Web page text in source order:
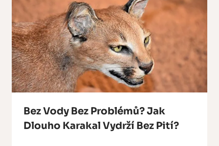
Bez Vody Bez Problémů? Jak
Dlouho Karakal Vydrží Bez Pití?